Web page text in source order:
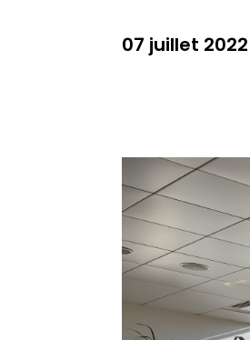
07 juillet 2022